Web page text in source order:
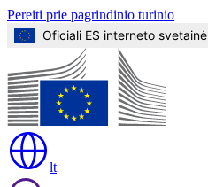
Pereiti prie pagrindinio turinio
Oficiali ES interneto svetainė
lt